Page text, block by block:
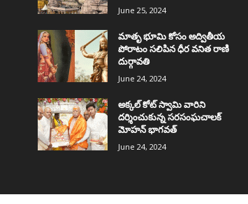
June 25, 2024
మాతృ భూమి కోసం అద్వితీయ
పోరాటం సలిపిన ధీర వనిత రాణి
దుర్గావతి
June 24, 2024
అక్కల్‌ కోట్‌ స్వామి వారిని
దర్శించుకున్న సరసంఘచాలక్
మోహన్ భాగవత్
June 24, 2024